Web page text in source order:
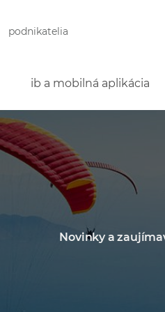
podnikatelia
ib a mobilná aplikácia
Novinky a